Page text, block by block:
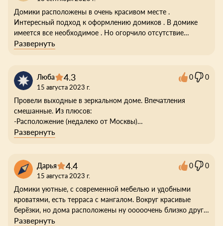
Домики расположены в очень красивом месте .
Интересный подход к оформлению домиков . В домике
имеется все необходимое . Но огорчило отсутствие
горячей воды во второй день аренды. Так же случилось
администратора мы не смогли и всю ночь и утро мучались
. Пока с утра сами не нашли работника который нам смог
помочь.
Развернуть
Люба 4.3
15 августа 2023 г.
0 0
Провели выходные в зеркальном доме. Впечатления
смешанные. Из плюсов:
-Расположение (недалеко от Москвы)
-Размер домиков (внутри достаточно комфортно для 3-4
-Стоимость
-Есть баня и чан
Из минусов:
-Дома слишком близко друг к другу и ощущение что ты
окружен детьми/собаками/другими отдыхающими
-Отключили воду на 2 дня. Ни душа, ни туалета)))
Развернуть
Дарья 4.4
15 августа 2023 г.
0 0
Домики уютные, с современной мебелью и удобными
кроватями, есть терраса с мангалом. Вокруг красивые
берёзки, но дома расположены ну ооооочень близко друг к
другу)
Развернуть